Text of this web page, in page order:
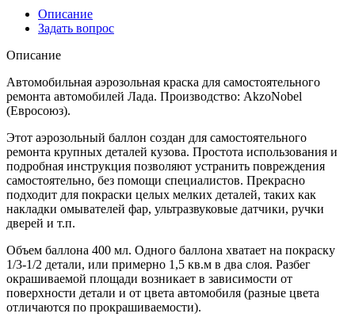
Описание
Задать вопрос
Описание
Автомобильная аэрозольная краска для самостоятельного
ремонта автомобилей Лада. Производство: AkzoNobel
(Евросоюз).
Этот аэрозольный баллон создан для самостоятельного
ремонта крупных деталей кузова. Простота использования и
подробная инструкция позволяют устранить повреждения
самостоятельно, без помощи специалистов. Прекрасно
подходит для покраски целых мелких деталей, таких как
накладки омывателей фар, ультразвуковые датчики, ручки
дверей и т.п.
Объем баллона 400 мл. Одного баллона хватает на покраску
1/3-1/2 детали, или примерно 1,5 кв.м в два слоя. Разбег
окрашиваемой площади возникает в зависимости от
поверхности детали и от цвета автомобиля (разные цвета
отличаются по прокрашиваемости).